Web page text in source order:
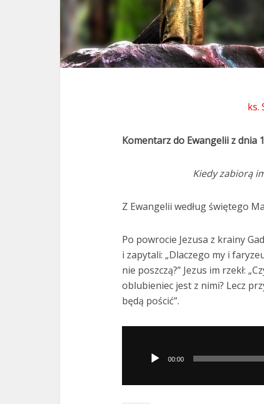
ks.
Komentarz do Ewangelii z dnia
Kiedy zabiorą
Z Ewangelii według świętego
Po powrocie Jezusa z krainy
i zapytali: „Dlaczego my i
nie poszczą?” Jezus im rzekł:
oblubieniec jest z nimi? Lecz
będą pościć”.
dźwiękowych
00:00